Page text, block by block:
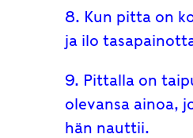
8. Kun pitta on
ja ilo
9. Pittalla on
olevansa ainoa,
hän nauttii.